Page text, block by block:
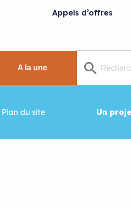
Appels d’offres
A la une
Plan du site Un